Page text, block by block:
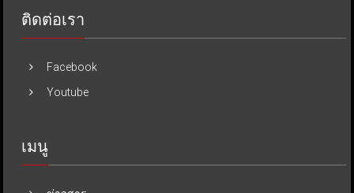
ติดต่อเรา
Facebook
Youtube
เมนู